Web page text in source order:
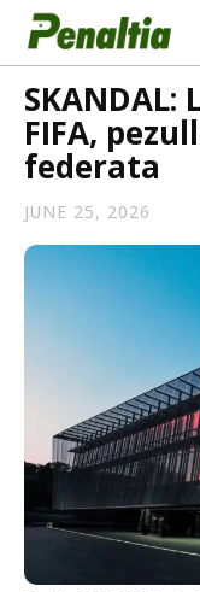
FIFA,
federata
JUNE 25, 2026